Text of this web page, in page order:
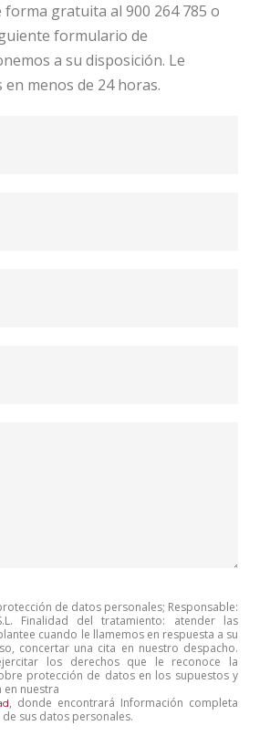
forma gratuita al 900 264 785 o
formulario de
a su disposición. Le
menos de 24 horas.
de datos personales; Responsable:
Finalidad del tratamiento: atender las
cuando le llamemos en respuesta a su
concertar una cita en nuestro despacho.
los derechos que le reconoce la
protección de datos en los supuestos y
nuestra
, donde encontrará Información completa
sus datos personales.